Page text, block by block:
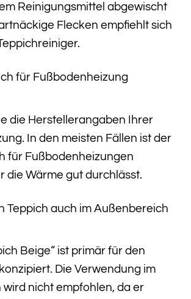
Reinigungsmittel abgewischt
Flecken empfiehlt sich
für Fußbodenheizung
die Herstellerangaben Ihrer
In den meisten Fällen ist der
für Fußbodenheizungen
die Wärme gut durchlässt.
Teppich auch im Außenbereich
Beige“ ist primär für den
Die Verwendung im
nicht empfohlen, da er